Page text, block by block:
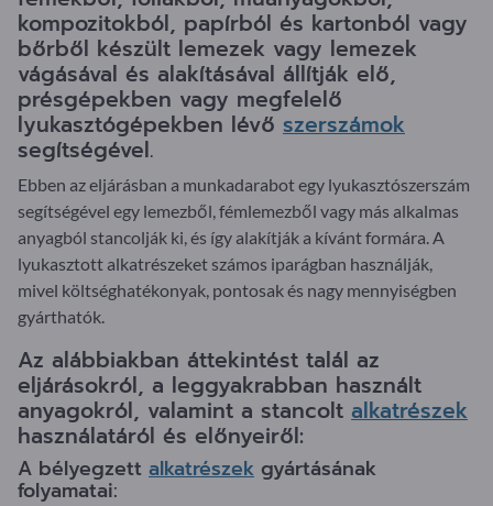
kompozitokból, papírból és kartonból vagy
bőrből készült lemezek vagy lemezek
vágásával és alakításával állítják elő,
présgépekben vagy megfelelő
lyukasztógépekben lévő szerszámok
segítségével.
Ebben az eljárásban a munkadarabot egy lyukasztószerszám
segítségével egy lemezből, fémlemezből vagy más alkalmas
anyagból stancolják ki, és így alakítják a kívánt formára. A
lyukasztott alkatrészeket számos iparágban használják,
mivel költséghatékonyak, pontosak és nagy mennyiségben
gyárthatók.
Az alábbiakban áttekintést talál az
eljárásokról, a leggyakrabban használt
anyagokról, valamint a stancolt alkatrészek
használatáról és előnyeiről:
A bélyegzett alkatrészek gyártásának
folyamatai: